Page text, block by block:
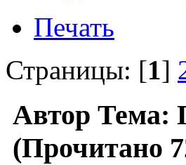
Печать
Страницы: [1]
Автор Тема:
(Прочитано